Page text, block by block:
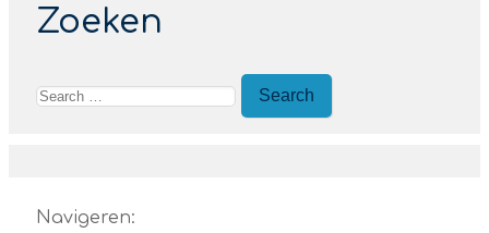
Zoeken
Navigeren: